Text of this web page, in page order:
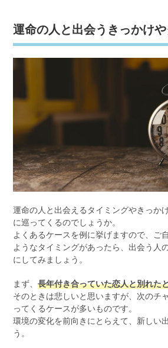
運命の人と出会うきっかけ
運命の人と出会えるタイミングやきっか
に巡ってくるのでしょうか。
よくあるケースを例に挙げますので、ご
ようなタイミングがあったら、出会う人
にしてみましょう。
まず、長年付き合っていた恋人と別れた
そのときは悲しいと思いますが、次のチ
ってくるケースが多いものです。
環境の変化を前向きにとらえて、新しい
う。